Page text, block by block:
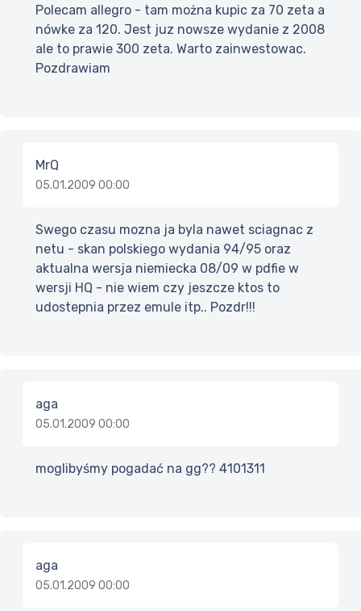
Polecam allegro - tam można kupic za 70 zeta a
nówke za 120. Jest juz nowsze wydanie z 2008
ale to prawie 300 zeta. Warto zainwestowac.
Pozdrawiam
MrQ
05.01.2009 00:00
Swego czasu mozna ja byla nawet sciagnac z
netu - skan polskiego wydania 94/95 oraz
aktualna wersja niemiecka 08/09 w pdfie w
wersji HQ - nie wiem czy jeszcze ktos to
udostepnia przez emule itp.. Pozdr!!!
aga
05.01.2009 00:00
moglibyśmy pogadać na gg?? 4101311
aga
05.01.2009 00:00